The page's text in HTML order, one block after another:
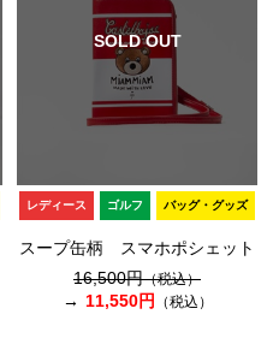
SOLD OUT
レディース ゴルフ バッグ・グッズ
スープ缶柄 スマホポシェット
16,500円（税込）
11,550円 （税込）